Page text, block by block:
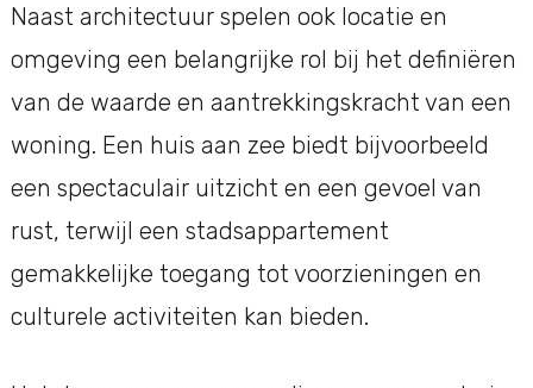
Naast architectuur spelen ook locatie en
omgeving een belangrijke rol bij het definiëren
van de waarde en aantrekkingskracht van een
woning. Een huis aan zee biedt bijvoorbeeld
een spectaculair uitzicht en een gevoel van
rust, terwijl een stadsappartement
gemakkelijke toegang tot voorzieningen en
culturele activiteiten kan bieden.